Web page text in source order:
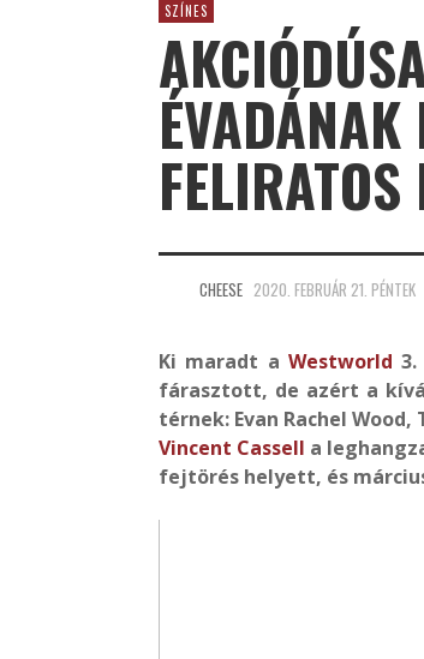
SZÍNES
FELIRATOS
CHEESE 2020. FEBRUÁR 21. PÉNTEK
Ki maradt a Westworld 3.
fárasztott, de azért a
térnek: Evan Rachel
Vincent Cassell a
fejtörés helyett, és